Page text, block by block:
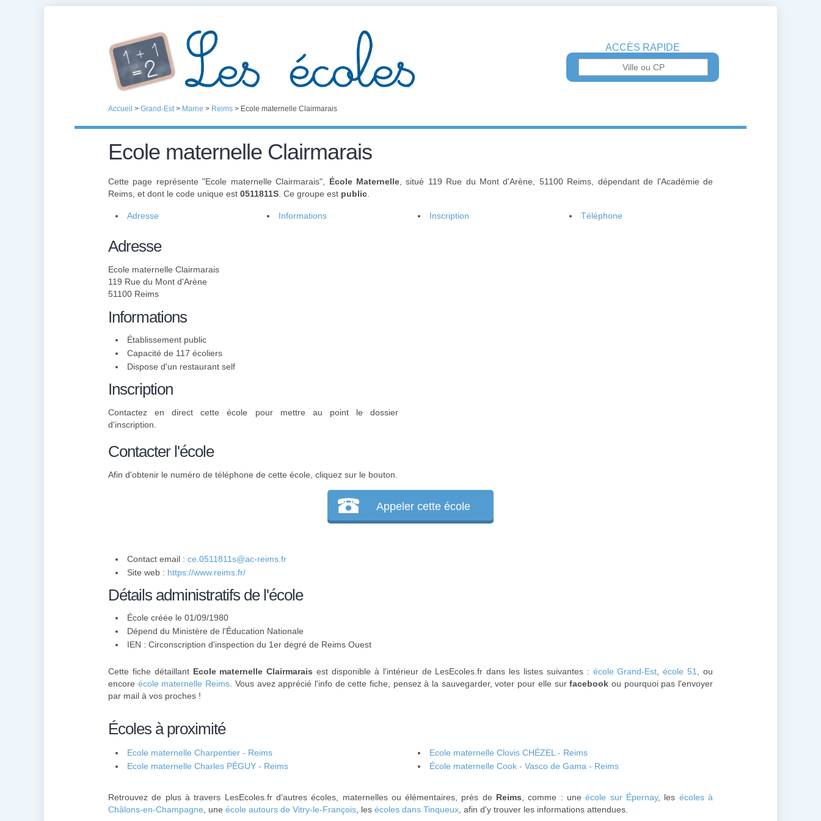
ACCÈS RAPIDE
Accueil > Grand-Est> Marne > Reims > Ecole maternelle Clairmarais
Ecole maternelle Clairmarais
Cette page représente "Ecole maternelle Clairmarais", École Maternelle, situé 119 Rue du Mont d'Arène, 51100 Reims, dépendant de l'Académie de
Reims, et dont le code unique est 0511811S . Ce groupe est public
Adresse Informations Inscription Téléphone
Adresse
Ecole maternelle Clairmarais
119 Rue du Mont d'Arène
51100 Reims
Informations
Établissement public
Capacité de 117 écoliers
Dispose d'un restaurant self
Inscription
Contactez en direct cette école pour mettre au point le dossier
d'inscription.
Contacter l'école
Afin d'obtenir le numéro de téléphone de cette école, cliquez sur le bouton.
Appeler cette école
Contact email : ce.0511811s@ac-reims.fr
Site web : https://www.reims.fr/
Détails administratifs de l'école
École créée le 01/09/1980
Dépend du Ministère de l'Éducation Nationale
IEN : Circonscription d'inspection du 1er degré de Reims Ouest
Cette fiche détaillant Ecole maternelle Clairmarais est disponible à l'intérieur de LesEcoles.fr dans les listes suivantes : école Grand-Est ,école 51
, ou
encore école maternelle Reims . Vous avez apprécié l'info de cette fiche, pensez à la sauvegarder, voter pour elle surfacebook ou pourquoi pas l'envoyer
par mail à vos proches !
Écoles à proximité
Ecole maternelle Charpentier - Reims
Ecole maternelle Clovis CHÉZEL - Reims
Ecole maternelle Charles PÉGUY - Reims
École maternelle Cook - Vasco de Gama - Reims
Retrouvez de plus à travers LesEcoles.fr d'autres écoles, maternelles ou élémentaires, près de Reims , comme : uneécole sur Épernay, les écoles à
Châlons-en-Champagne , une école autours de Vitry-le-François , les écoles dans Tinqueux , afin d'y trouver les informations attendues.